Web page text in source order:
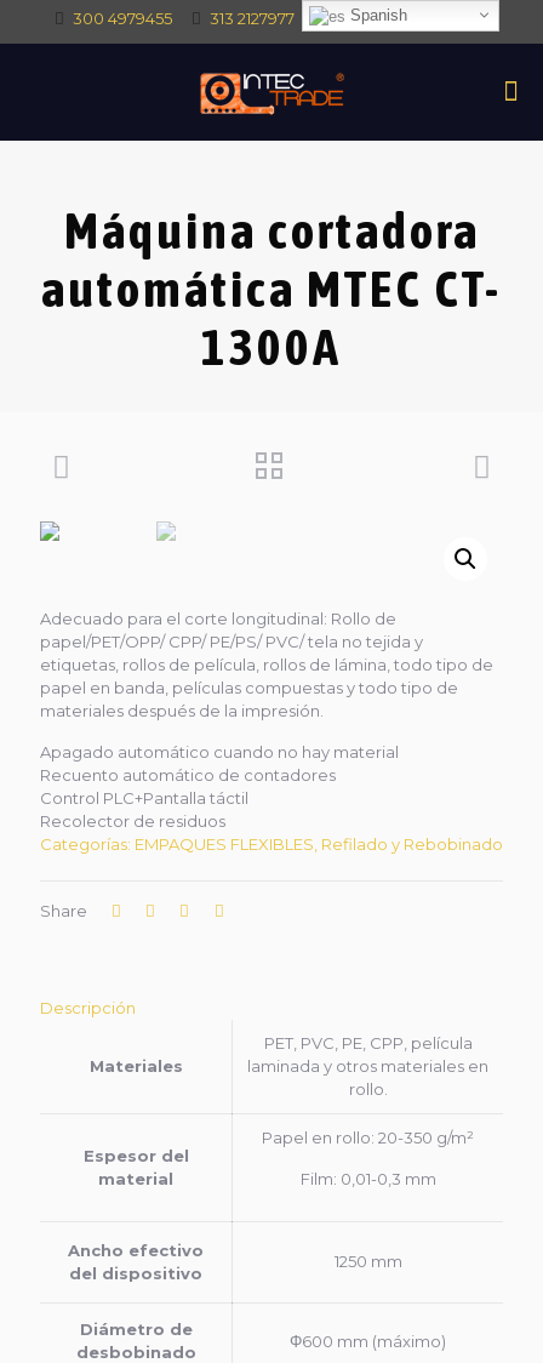
300 4979455 313 2127977 intec@intectrade.co
Máquina cortadora
automática MTEC CT-
1300A
Adecuado para el corte longitudinal: Rollo de
papel/PET/OPP/ CPP/ PE/PS/ PVC/ tela no tejida y
etiquetas, rollos de película, rollos de lámina, todo tipo de
papel en banda, películas compuestas y todo tipo de
materiales después de la impresión.
Apagado automático cuando no hay material
Recuento automático de contadores
Control PLC+Pantalla táctil
Recolector de residuos
Categorías: EMPAQUES FLEXIBLES Refilado y Rebobinado
Share
Descripción
Materiales
PET, PVC, PE, CPP, película
laminada y otros materiales en
rollo.
Espesor del
material
Papel en rollo: 20-350 g/m²
Film: 0,01-0,3 mm
Ancho efectivo
del dispositivo
1250 mm
Diámetro de
desbobinado
Φ600 mm (máximo)
Spanish